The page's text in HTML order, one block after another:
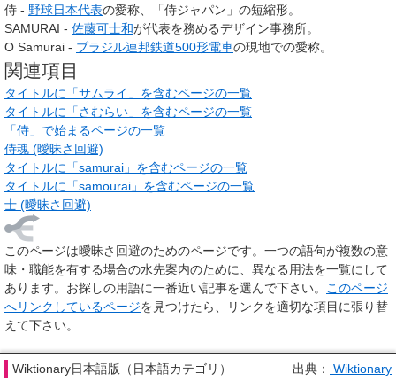
侍 - 野球日本代表の愛称、「侍ジャパン」の短縮形。
SAMURAI - 佐藤可士和が代表を務めるデザイン事務所。
O Samurai - ブラジル連邦鉄道500形電車の現地での愛称。
関連項目
タイトルに「サムライ」を含むページの一覧
タイトルに「さむらい」を含むページの一覧
「侍」で始まるページの一覧
侍魂 (曖昧さ回避)
タイトルに「samurai」を含むページの一覧
タイトルに「samourai」を含むページの一覧
士 (曖昧さ回避)
このページは曖昧さ回避のためのページです。一つの語句が複数の意
味・職能を有する場合の水先案内のために、異なる用法を一覧にして
あります。お探しの用語に一番近い記事を選んで下さい。 このページ
へリンクしているページを見つけたら、リンクを適切な項目に張り替
えて下さい。
Wiktionary日本語版（日本語カテゴリ） 出典： Wiktionary